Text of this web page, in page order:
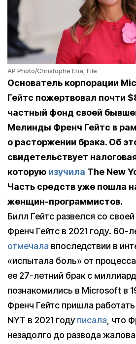
AP Photo/Christophe Ena, File
Основатель корпорации
Гейтс пожертвовал почти
частный фонд своей
Мелинды Френч Гейтс в
о расторжении брака. Об
свидетельствует
которую изучила The New
Часть средств уже пошла
женщин-программистов.
Билл Гейтс развелся со
Френч Гейтс в 2021 году. 60-
отмечала впоследствии в
«испытала боль» от
ее 27-летний брак с
познакомились в Microsoft в
Френч Гейтс пришла
NYT в 2021 годуписала, что
незадолго до развода